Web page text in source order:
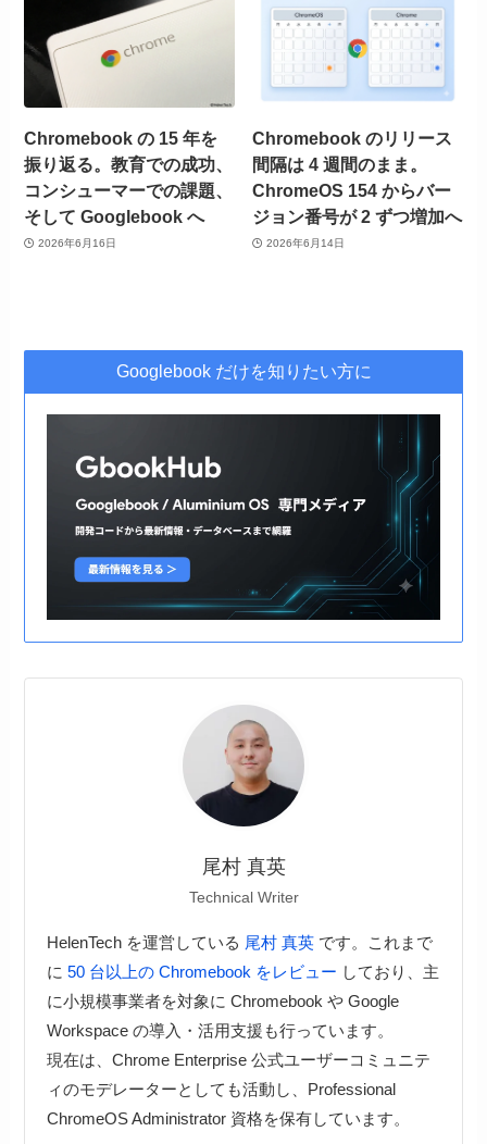
Chromebook の 15 年を
振り返る。教育での成功、
コンシューマーでの課題、
そして Googlebook へ
2026年6月16日
Chromebook のリリース
間隔は 4 週間のまま。
ChromeOS 154 からバー
ジョン番号が 2 ずつ増加へ
2026年6月14日
Googlebook だけを知りたい方に
尾村 真英
Technical Writer
HelenTech を運営している 尾村 真英です。これまで
に 50 台以上の Chromebook をレビュー しており、主
に小規模事業者を対象に Chromebook や Google
Workspace の導入・活用支援も行っています。
現在は、Chrome Enterprise 公式ユーザーコミュニテ
ィのモデレーターとしても活動し、Professional
ChromeOS Administrator 資格を保有しています。